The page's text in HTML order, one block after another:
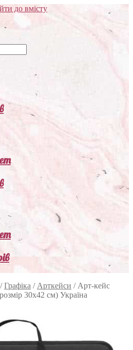
до вмісту
/Графіка / Арткейси / Арт-кейс
30х42 см) Україна